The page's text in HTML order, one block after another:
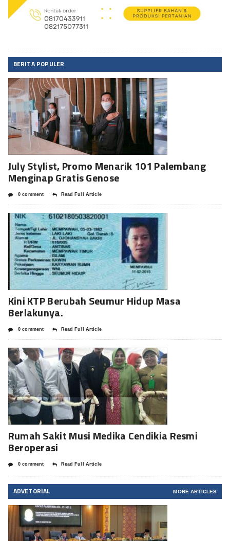
BERITA POPULER
July Stylist, Promo Menarik 101 Palembang
Menginap Gratis Genose
0 comment Read Full Article
Kini KTP Berubah Seumur Hidup Masa
Berlakunya.
0 comment Read Full Article
Rumah Sakit Musi Medika Cendikia Resmi
Beroperasi
0 comment Read Full Article
ADVETORIAL MORE ARTICLES